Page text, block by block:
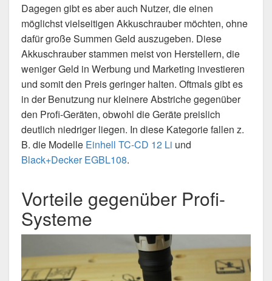
Dagegen gibt es aber auch Nutzer, die einen
möglichst vielseitigen Akkuschrauber möchten, ohne
dafür große Summen Geld auszugeben. Diese
Akkuschrauber stammen meist von Herstellern, die
weniger Geld in Werbung und Marketing investieren
und somit den Preis geringer halten. Oftmals gibt es
in der Benutzung nur kleinere Abstriche gegenüber
den Profi-Geräten, obwohl die Geräte preislich
deutlich niedriger liegen. In diese Kategorie fallen z.
B. die Modelle Einhell TC-CD 12 Li und
Black+Decker EGBL108.
Vorteile gegenüber Profi-
Systeme